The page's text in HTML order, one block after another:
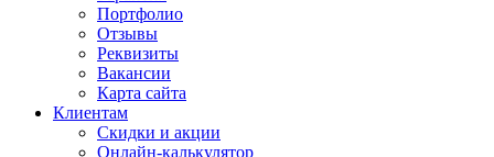
Портфолио
Отзывы
Реквизиты
Вакансии
Карта сайта
Клиентам
Скидки и акции
Онлайн-калькулятор